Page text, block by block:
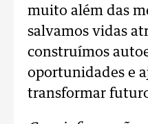
muito além das
salvamos vidas
construímos
oportunidades e
transformar